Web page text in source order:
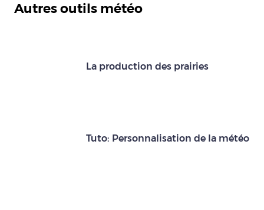
Autres outils météo
La production des prairies
Tuto: Personnalisation de la météo